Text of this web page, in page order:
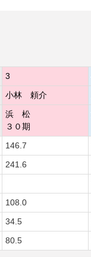
3
小林 頼介
浜 松
３０期
146.7
241.6
108.0
34.5
80.5